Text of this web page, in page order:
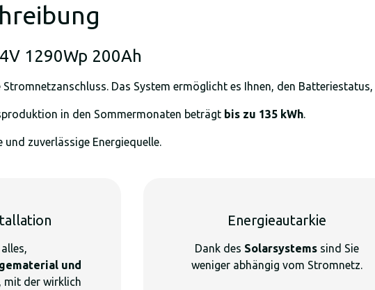
1290Wp 200Ah
Das System ermöglicht es Ihnen, den
in den Sommermonaten beträgt bis zu 135 kWh.
zuverlässige Energiequelle.
und
, mit der wirklich
Energieautarkie
Dank des Solarsystems sind Sie
weniger abhängig vom Stromnetz.